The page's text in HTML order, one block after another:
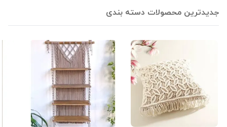
جدیدترین محصولات دسته بندی